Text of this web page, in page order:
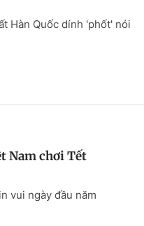
Hàn Quốc dính 'phốt' nói
Nam chơi Tết
vui ngày đầu năm